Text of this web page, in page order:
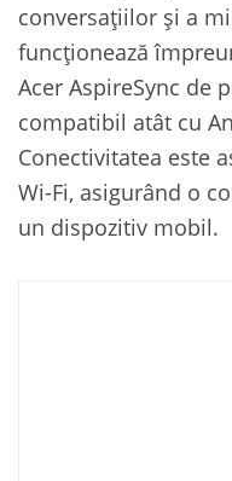
conversațiilor și a
funcționează
Acer AspireSync de
compatibil atât cu
Conectivitatea este
Wi-Fi, asigurând o
un dispozitiv mobil.